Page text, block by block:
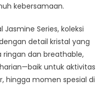
kebersamaan.
Series, koleksi
detail kristal yang
ringan dan breathable,
untuk aktivitas
hingga momen spesial di